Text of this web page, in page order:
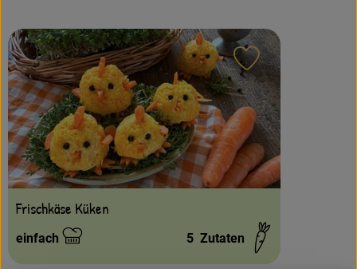
Frischkäse Küken
Schwierigkeit:
einfach 5 Zutaten
Rezept zu